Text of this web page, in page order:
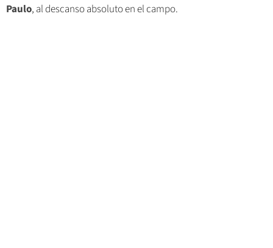
Paulo, al descanso absoluto en el campo.